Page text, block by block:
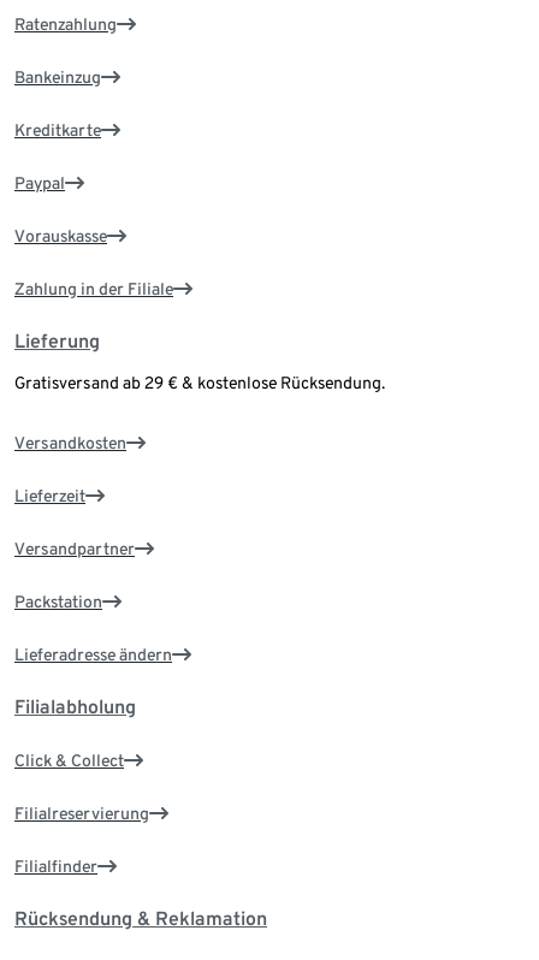
Ratenzahlung
Bankeinzug
Kreditkarte
Paypal
Vorauskasse
Zahlung in der Filiale
Lieferung
Gratisversand ab 29 € & kostenlose Rücksendung.
Versandkosten
Lieferzeit
Versandpartner
Packstation
Lieferadresse ändern
Filialabholung
Click & Collect
Filialreservierung
Filialfinder
Rücksendung & Reklamation